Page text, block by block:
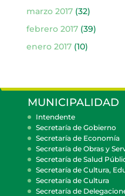
marzo 2017(32)
febrero 2017(39)
enero 2017(10)
MUNICIPALIDAD
Intendente
Secretaría de Gobierno
Secretaría de Economía
Secretaría de Obras y
Secretaría de Salud
Secretaría de Cultura,
Secretaría de Cultura
Secretaría de